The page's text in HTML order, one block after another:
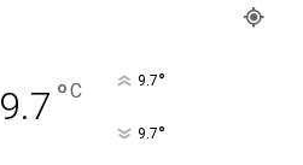
9.7 °C 9.7°
9.7°